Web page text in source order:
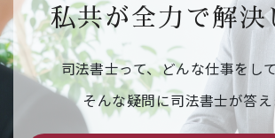
【申込先】
参加申込フォームは
【申込締切】令和８年３月１１日
2026年02月16日 イベント情報
市民公開セミナー「相続の『
私共が全力で解決
司法書士って、どんな仕事をし
そんな疑問に司法書士が答え